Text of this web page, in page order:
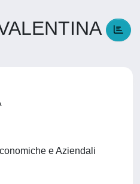
e Aziendali